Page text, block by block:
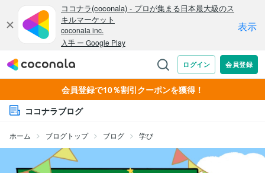
会員登録で10％割引クーポンを獲得！
ココナラブログ
ホーム ブログトップ ブログ 学び